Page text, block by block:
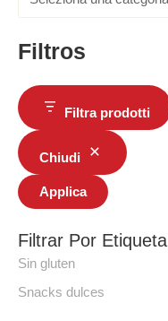
Filtros
Filtra prodotti
Chiudi
Applica
Filtrar Por Etiqueta
Sin gluten
Snacks dulces